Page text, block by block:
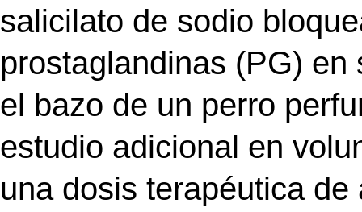
salicilato de sodio
prostaglandinas (PG)
el bazo de un perro
estudio adicional en
una dosis terapéutica